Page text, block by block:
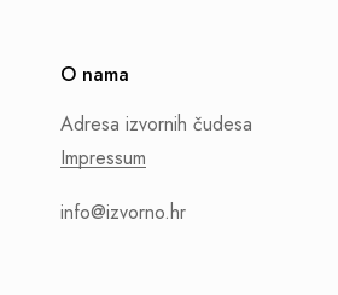
O nama
Adresa izvornih čudesa
Impressum
info@izvorno.hr